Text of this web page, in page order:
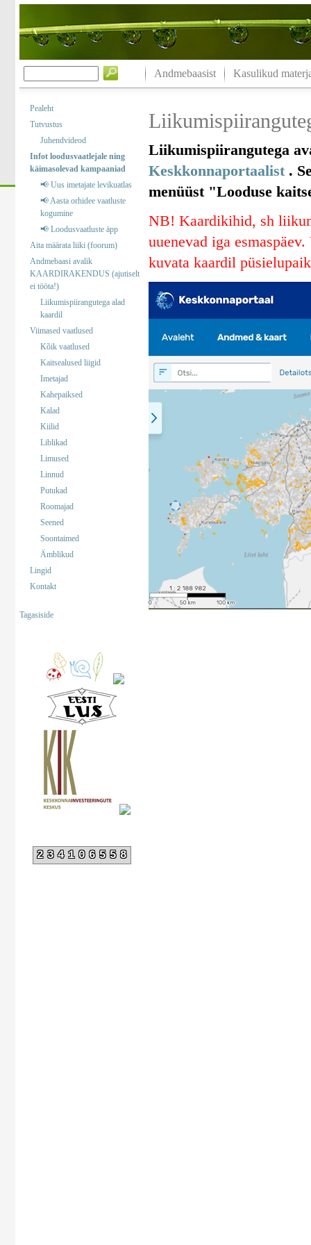
Andmebaasist Kasulikud
Pealeht
Tutvustus
Juhendvideod
Infot loodusvaatlejale ning
käimasolevad kampaaniad
📢 Uus imetajate levikuatlas
📢 Aasta orhidee vaatluste
kogumine
📢 Loodusvaatluste äpp
Aita määrata liiki (foorum)
Andmebaasi avalik
KAARDIRAKENDUS (ajutiselt
ei tööta!)
Liikumispiirangutega alad
kaardil
Viimased vaatlused
Kõik vaatlused
Kaitsealused liigid
Imetajad
Kahepaiksed
Kalad
Kiilid
Liblikad
Limused
Linnud
Putukad
Roomajad
Seened
Soontaimed
Ämblikud
Lingid
Kontakt
Tagasiside
234106558
Liikumispiirangutega
Keskkonnaportaalist.
menüüst "Looduse
NB! Kaardikihid, sh
uuenevad iga
kuvata kaardil